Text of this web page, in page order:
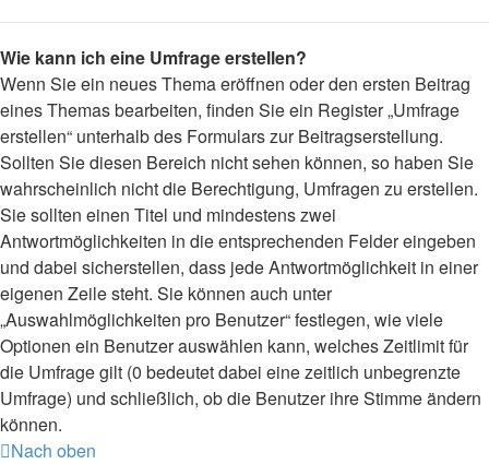
Wie kann ich eine Umfrage erstellen?
Wenn Sie ein neues Thema eröffnen oder den ersten Beitrag
eines Themas bearbeiten, finden Sie ein Register „Umfrage
erstellen“ unterhalb des Formulars zur Beitragserstellung.
Sollten Sie diesen Bereich nicht sehen können, so haben Sie
wahrscheinlich nicht die Berechtigung, Umfragen zu erstellen.
Sie sollten einen Titel und mindestens zwei
Antwortmöglichkeiten in die entsprechenden Felder eingeben
und dabei sicherstellen, dass jede Antwortmöglichkeit in einer
eigenen Zeile steht. Sie können auch unter
„Auswahlmöglichkeiten pro Benutzer“ festlegen, wie viele
Optionen ein Benutzer auswählen kann, welches Zeitlimit für
die Umfrage gilt (0 bedeutet dabei eine zeitlich unbegrenzte
Umfrage) und schließlich, ob die Benutzer ihre Stimme ändern
können.
Nach oben